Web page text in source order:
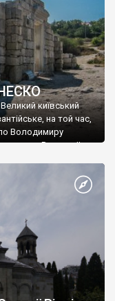
київський
на той час,
Володимиру
Василю ІІ, та
християнином.
Таврійського